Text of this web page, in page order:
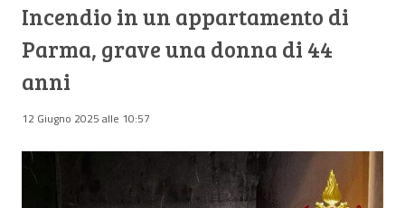
Incendio in un appartamento di
Parma, grave una donna di 44
anni
12 Giugno 2025 alle 10:57